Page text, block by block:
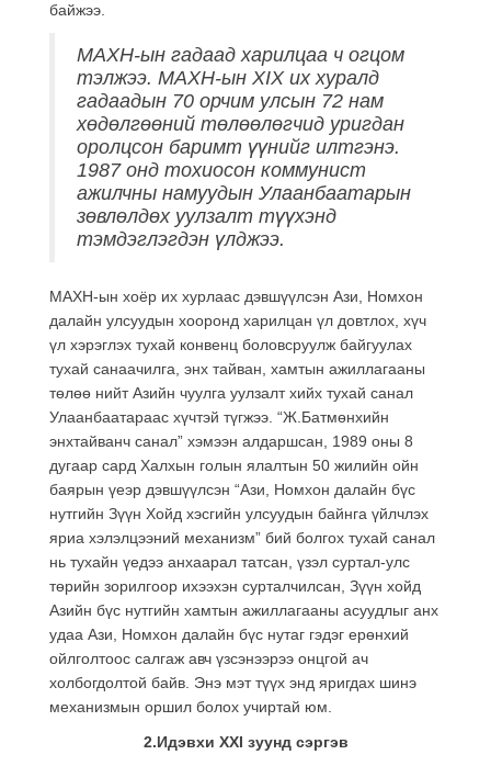
байжээ.
МАХН-ын гадаад харилцаа ч огцом
тэлжээ. МАХН-ын XIX их хуралд
гадаадын 70 орчим улсын 72 нам
хөдөлгөөний төлөөлөгчид уригдан
оролцсон баримт үүнийг илтгэнэ.
1987 онд тохиосон коммунист
ажилчны намуудын Улаанбаатарын
зөвлөлдөх уулзалт түүхэнд
тэмдэглэгдэн үлджээ.
МАХН-ын хоёр их хурлаас дэвшүүлсэн Ази, Номхон
далайн улсуудын хооронд харилцан үл довтлох, хүч
үл хэрэглэх тухай конвенц боловсруулж байгуулах
тухай санаачилга, энх тайван, хамтын ажиллагааны
төлөө нийт Азийн чуулга уулзалт хийх тухай санал
Улаанбаатараас хүчтэй түгжээ. “Ж.Батмөнхийн
энхтайванч санал” хэмээн алдаршсан, 1989 оны 8
дугаар сард Халхын голын ялалтын 50 жилийн ойн
баярын үеэр дэвшүүлсэн “Ази, Номхон далайн бүс
нутгийн Зүүн Хойд хэсгийн улсуудын байнга үйлчлэх
яриа хэлэлцээний механизм” бий болгох тухай санал
нь тухайн үедээ анхаарал татсан, үзэл суртал-улс
төрийн зорилгоор ихээхэн сурталчилсан, Зүүн хойд
Азийн бүс нутгийн хамтын ажиллагааны асуудлыг анх
удаа Ази, Номхон далайн бүс нутаг гэдэг ерөнхий
ойлголтоос салгаж авч үзсэнээрээ онцгой ач
холбогдолтой байв. Энэ мэт түүх энд яригдах шинэ
механизмын оршил болох учиртай юм.
2.Идэвхи XXI зуунд сэргэв